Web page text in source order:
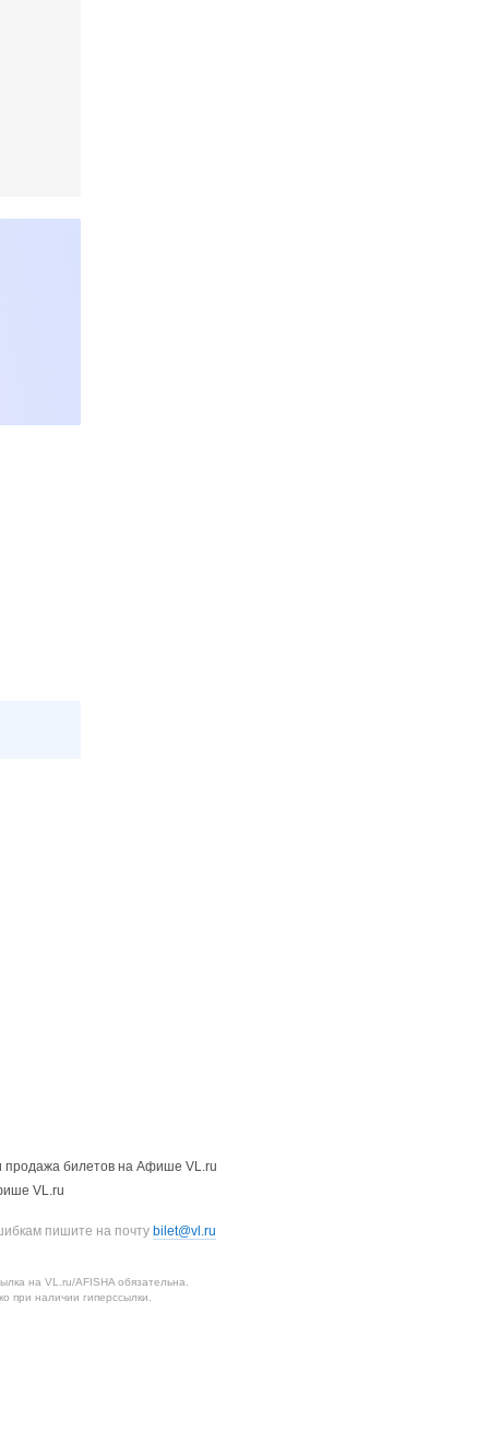
продажа билетов на Афише VL.ru
VL.ru
пишите на почту bilet@vl.ru
на VL.ru/AFISHA обязательна.
при наличии гиперссылки.